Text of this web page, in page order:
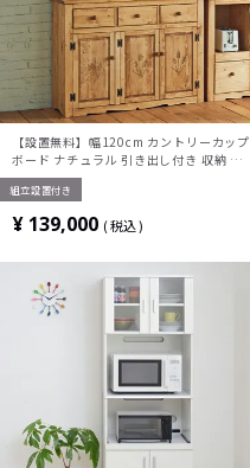
【設置無料】幅120cm カントリーカップ
ボード ナチュラル 引き出し付き 収納 北
欧パイン材 天然木 食器棚 キッチン収納
組立設置付き
¥ 139,000 税込